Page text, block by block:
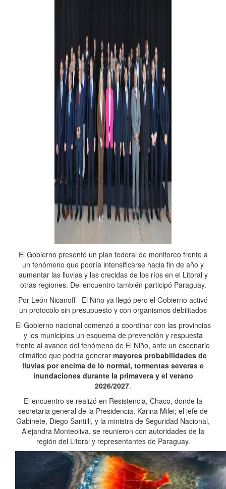
El Gobierno presentó un plan federal de monitoreo frente a
un fenómeno que podría intensificarse hacia fin de año y
aumentar las lluvias y las crecidas de los ríos en el Litoral y
otras regiones. Del encuentro también participó Paraguay.
Por León Nicanoff - El Niño ya llegó pero el Gobierno activó
un protocolo sin presupuesto y con organismos debilitados
El Gobierno nacional comenzó a coordinar con las provincias
y los municipios un esquema de prevención y respuesta
frente al avance del fenómeno de El Niño, ante un escenario
climático que podría generar mayores probabilidades de
lluvias por encima de lo normal, tormentas severas e
inundaciones durante la primavera y el verano
2026/2027.
El encuentro se realizó en Resistencia, Chaco, donde la
secretaria general de la Presidencia, Karina Milei; el jefe de
Gabinete, Diego Santilli, y la ministra de Seguridad Nacional,
Alejandra Monteoliva, se reunieron con autoridades de la
región del Litoral y representantes de Paraguay.